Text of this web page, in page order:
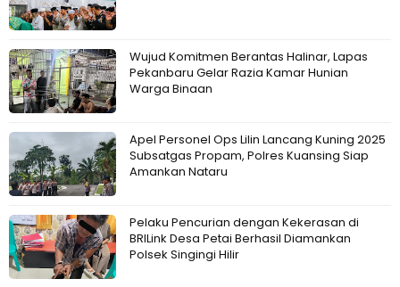
Wujud Komitmen Berantas Halinar, Lapas
Pekanbaru Gelar Razia Kamar Hunian
Warga Binaan
Apel Personel Ops Lilin Lancang Kuning 2025
Subsatgas Propam, Polres Kuansing Siap
Amankan Nataru
Pelaku Pencurian dengan Kekerasan di
BRILink Desa Petai Berhasil Diamankan
Polsek Singingi Hilir